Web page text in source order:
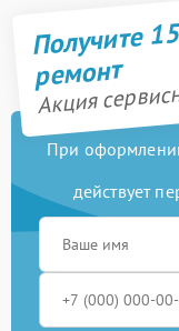
Получите
ремонт
Акция
При
действует